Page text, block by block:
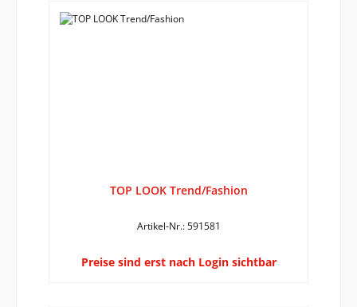
TOP LOOK Trend/Fashion
Artikel-Nr.: 591581
Preise sind erst nach Login sichtbar